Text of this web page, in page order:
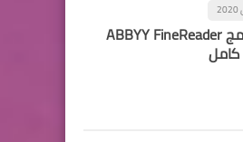
تحميل برنامج ABBYY FineReader